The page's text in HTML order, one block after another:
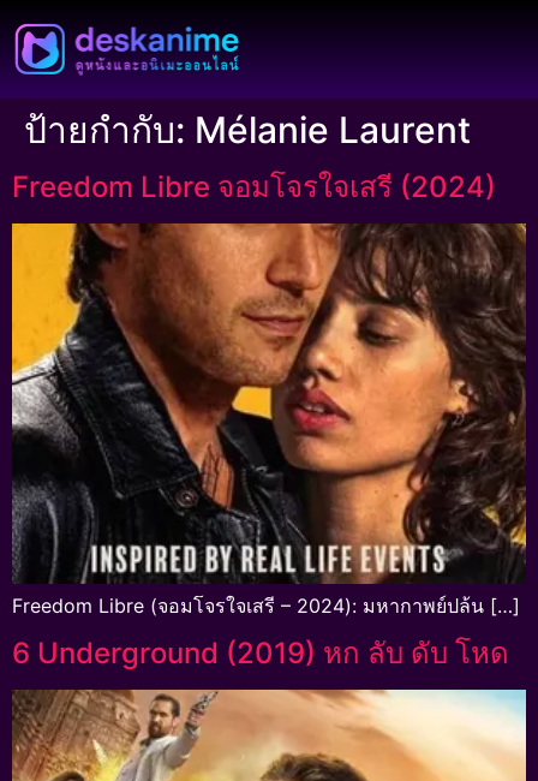
ป้ายกำกับ: Mélanie Laurent
Freedom Libre จอมโจรใจเสรี (2024)
Freedom Libre (จอมโจรใจเสรี – 2024): มหากาพย์ปล้น […]
6 Underground (2019) หก ลับ ดับ โหด